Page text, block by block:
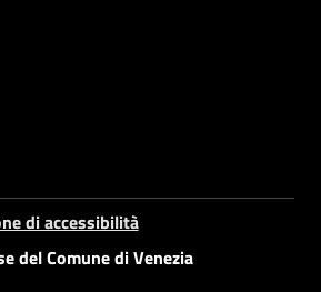
di accessibilità
del Comune di Venezia